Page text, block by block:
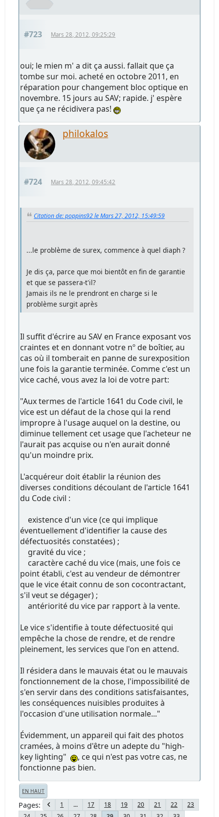
#723 Mars 28, 2012, 09:25:29
oui; le mien m' a dit ça aussi. fallait que ça
tombe sur moi. acheté en octobre 2011, en
réparation pour changement bloc optique en
novembre. 15 jours au SAV; rapide. j' espère
que ça ne récidivera pas!
philokalos
#724 Mars 28, 2012, 09:45:42
Citation de: poppins92 le Mars 27, 2012, 15:49:59
...le problème de surex, commence à quel diaph ?
Je dis ça, parce que moi bientôt en fin de garantie
et que se passera-t'il?
Jamais ils ne le prendront en charge si le
problème surgit après
Il suffit d'écrire au SAV en France exposant vos
craintes et en donnant votre nº de boîtier, au
cas où il tomberait en panne de surexposition
une fois la garantie terminée. Comme c'est un
vice caché, vous avez la loi de votre part:
"Aux termes de l'article 1641 du Code civil, le
vice est un défaut de la chose qui la rend
impropre à l'usage auquel on la destine, ou
diminue tellement cet usage que l'acheteur ne
l'aurait pas acquise ou n'en aurait donné
qu'un moindre prix.
L'acquéreur doit établir la réunion des
diverses conditions découlant de l'article 1641
du Code civil :
existence d'un vice (ce qui implique
éventuellement d'identifier la cause des
défectuosités constatées) ;
gravité du vice ;
caractère caché du vice (mais, une fois ce
point établi, c'est au vendeur de démontrer
que le vice était connu de son cocontractant,
s'il veut se dégager) ;
antériorité du vice par rapport à la vente.
Le vice s'identifie à toute défectuosité qui
empêche la chose de rendre, et de rendre
pleinement, les services que l'on en attend.
Il résidera dans le mauvais état ou le mauvais
fonctionnement de la chose, l'impossibilité de
s'en servir dans des conditions satisfaisantes,
les conséquences nuisibles produites à
l'occasion d'une utilisation normale..."
Évidemment, un appareil qui fait des photos
cramées, à moins d'être un adepte du "high-
key lighting"
, ce qui n'est pas votre cas, ne
fonctionne pas bien.
EN HAUT
Pages 1 ... 17 18 19 20 21 22
23